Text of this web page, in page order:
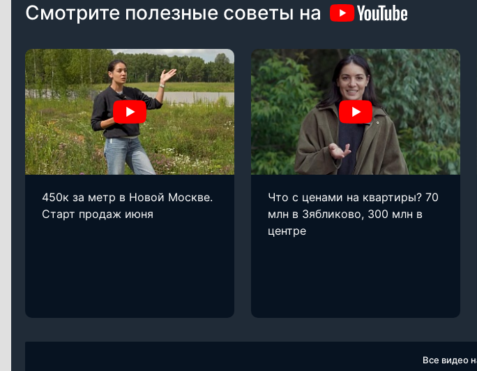
Смотрите полезные советы на
450к за метр в Новой Москве.
Старт продаж июня
Что с ценами на квартиры? 70
млн в Зябликово, 300 млн в
центре
Все видео